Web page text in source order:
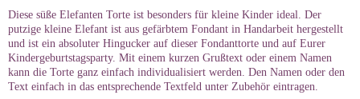
Diese süße Elefanten Torte ist besonders für kleine Kinder ideal. Der
putzige kleine Elefant ist aus gefärbtem Fondant in Handarbeit hergestellt
und ist ein absoluter Hingucker auf dieser Fondanttorte und auf Eurer
Kindergeburtstagsparty. Mit einem kurzen Grußtext oder einem Namen
kann die Torte ganz einfach individualisiert werden. Den Namen oder den
Text einfach in das entsprechende Textfeld unter Zubehör eintragen.